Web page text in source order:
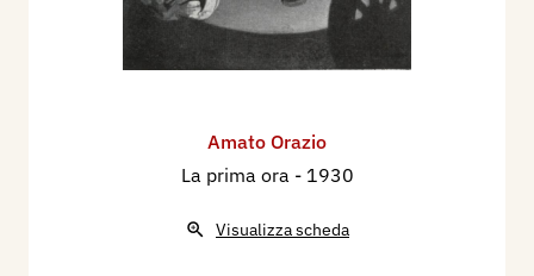
Amato Orazio
La prima ora - 1930
Visualizza scheda